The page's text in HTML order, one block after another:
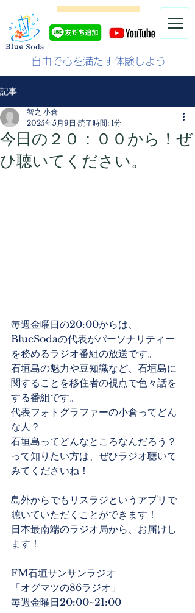
自由で心を満たす体験しよう
記事
今日の２０：００から！ぜ
ひ聴いてください。
智之 小倉
2025年5月9日 読了時間: 1分
毎週金曜日の20:00からは、
BlueSodaの代表がパーソナリティー
を務めるラジオ番組の放送です。
石垣島の魅力や豆知識など、石垣島に
関することを移住者の視点で色々話を
する番組です。
代表フォトグラファーの小倉ってどん
な人？
石垣島ってどんなところなんだろう？
って知りたい方は、ぜひラジオ聴いて
みてくださいね！
島外からでもリスラジというアプリで
聴いていただくことができます！
日本最南端のラジオ局から、お届けし
ます！
FM石垣サンサンラジオ
「オグマツの86ラジオ」
毎週金曜日20:00~21:00